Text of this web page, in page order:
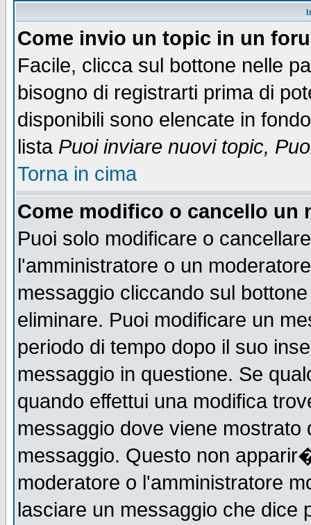
Come invio un topic in un
Facile, clicca sul bottone nelle
bisogno di registrarti prima di
disponibili sono elencate in
lista Puoi inviare nuovi topic,
Torna in cima
Come modifico o cancello un
Puoi solo modificare o
l'amministratore o un
messaggio cliccando sul
eliminare. Puoi modificare un
periodo di tempo dopo il suo
messaggio in questione. Se
quando effettui una modifica
messaggio dove viene mostrato
messaggio. Questo non
moderatore o l'amministratore
lasciare un messaggio che